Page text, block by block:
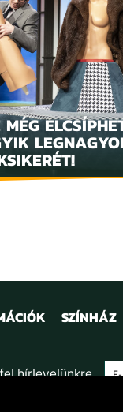
SZÍNHÁZ
hírlevelünkre